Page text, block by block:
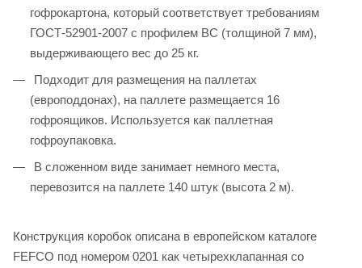
гофрокартона, который соответствует требованиям
ГОСТ-52901-2007 с профилем ВС (толщиной 7 мм),
выдерживающего вес до 25 кг.
Подходит для размещения на паллетах
(европоддонах), на паллете размещается 16
гофроящиков. Используется как паллетная
гофроупаковка.
В сложенном виде занимает немного места,
перевозится на паллете 140 штук (высота 2 м).
Конструкция коробок описана в европейском каталоге
FEFCO под номером 0201 как четырехклапанная со